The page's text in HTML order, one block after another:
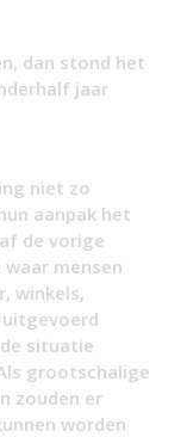
dan stond het
jaar
niet zo
aanpak het
de vorige
mensen
winkels,
situatie
grootschalige
zouden er
worden